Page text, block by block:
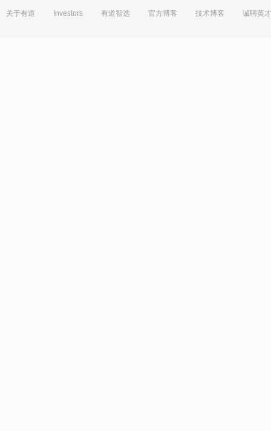
关于有道 Investors 有道智选 官方博客 技术博客 诚聘英才